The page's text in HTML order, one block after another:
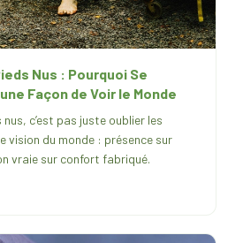
Nus : Pourquoi Se
Façon de Voir le Monde
c’est pas juste oublier les
vision du monde : présence sur
vraie sur confort fabriqué.